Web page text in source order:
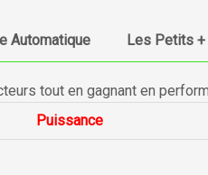
Automatique Les Petits +
tout en gagnant en
Puissance